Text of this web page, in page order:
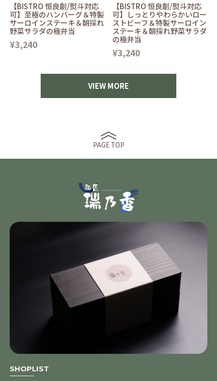
【BISTRO 恒良創/熨斗対応
可】至極のハンバーグ＆特製
サーロインステーキ＆朝採れ
野菜サラダの極弁当
¥3,240
【BISTRO 恒良創/熨斗対応
可】しっとりやわらかいロー
ストビーフ＆特製サーロイン
ステーキ＆朝採れ野菜サラダ
の極弁当
¥3,240
VIEW MORE
PAGE TOP
SHOPLIST